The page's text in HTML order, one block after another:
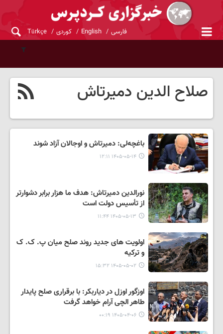
فارسی English کوردی Türkçe
صلاح الدین دمیرتاش
باغچه‌لی: دمیرتاش و اوجالان آزاد شوند
۱۴۰۵-۰۵-۱۴ ۱۲:۱۱
نورالدین دمیرتاش: هدف ما هزار برابر دشوارتر
از تأسیس دولت است
۱۴۰۵-۰۵-۱۳ ۱۱:۴۴
اولویت های جدید روند صلح میان پ. ک. ک
و ترکیه
۱۴۰۵-۰۵-۰۲ ۱۵:۳۲
اوزگور اوزل در دیاربکر: با برقراری صلح پایدار
طاهر الچی آرام خواهد گرفت
۱۴۰۵-۰۴-۰۶ ۰۰:۱۹